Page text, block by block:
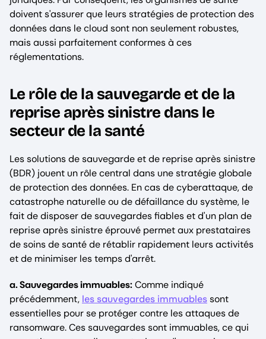
doivent s'assurer que leurs stratégies de protection des
données dans le cloud sont non seulement robustes,
mais aussi parfaitement conformes à ces
réglementations.
Le rôle de la sauvegarde et de la
reprise après sinistre dans le
secteur de la santé
Les solutions de sauvegarde et de reprise après sinistre
(BDR) jouent un rôle central dans une stratégie globale
de protection des données. En cas de cyberattaque, de
catastrophe naturelle ou de défaillance du système, le
fait de disposer de sauvegardes fiables et d'un plan de
reprise après sinistre éprouvé permet aux prestataires
de soins de santé de rétablir rapidement leurs activités
et de minimiser les temps d'arrêt.
a. Sauvegardes immuables:Comme indiqué
précédemment, les sauvegardes immuablessont
essentielles pour se protéger contre les attaques de
ransomware. Ces sauvegardes sont immuables, ce qui